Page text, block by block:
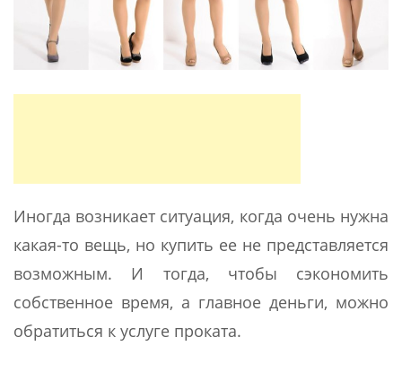
Иногда возникает ситуация, когда очень нужна
какая-то вещь, но купить ее не представляется
возможным. И тогда, чтобы сэкономить
собственное время, а главное деньги, можно
обратиться к услуге проката.